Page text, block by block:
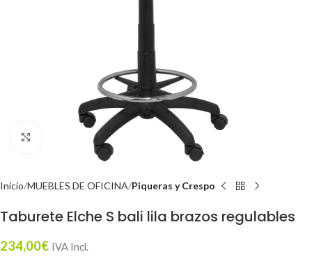
Click to enlarge
Inicio MUEBLES DE OFICINA Piqueras y Crespo
Taburete Elche S bali lila brazos regulables
234,00€ IVA Incl.